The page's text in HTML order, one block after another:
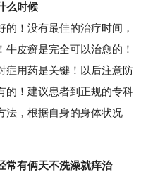
么时候
！没有最佳的治疗时间，
皮癣是完全可以治愈的！
症用药是关键！以后注意防
的！建议患者到正规的专科
法，根据自身的身体状况
常有俩天不洗澡就痒治